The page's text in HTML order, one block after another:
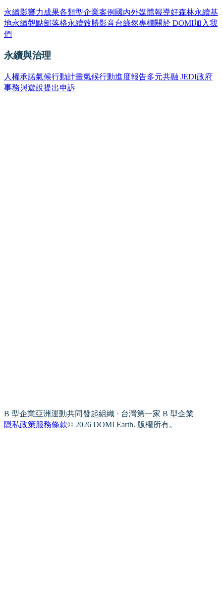
永續影響力成果各類型企業案例 國內外媒體報導好森林永續基
地永續觀點部落格永續致勝影音台綠然專欄關於 DOMI加入我
們
永續與治理
人權承諾氣候行動計畫氣候行動進度報告多元共融 JEDI政府
事務與遊說提出申訴
B 型企業亞洲運動共同發起組織 · 台灣第一家 B 型企業
隱私政策服務條款© 2026 DOMI Earth. 版權所有。